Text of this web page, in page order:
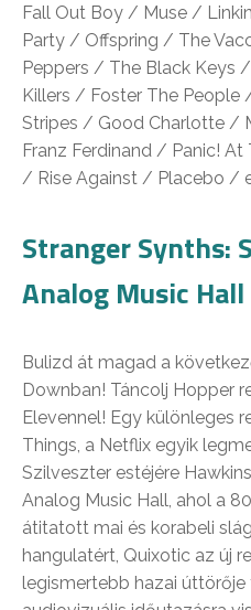
Fall Out Boy / Muse /
Party / Offspring / The
Peppers / The Black Keys
Killers / Foster The
Stripes / Good Charlotte /
Franz Ferdinand / Panic!
/ Rise Against / Placebo /
Stranger Synths:
Analog Music Hall
Bulizd át magad a
Downban! Táncolj Hopper
Elevennel! Egy különleges
Things, a Netflix egyik
Szilveszter estéjére
Analog Music Hall, ahol a
átitatott mai és korabeli
hangulatért, Quixotic az új
legismertebb hazai